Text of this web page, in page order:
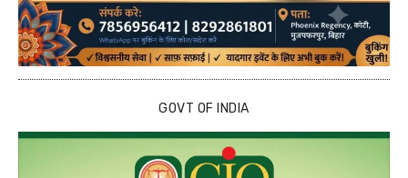
GOVT OF INDIA